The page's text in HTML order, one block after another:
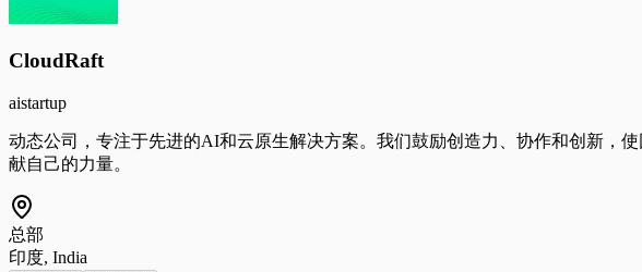
CloudRaft
aistartup
动态公司，专注于先进的AI和云原生解决方案。我们鼓励创造力、协作和创新，
献自己的力量。
总部
印度, India